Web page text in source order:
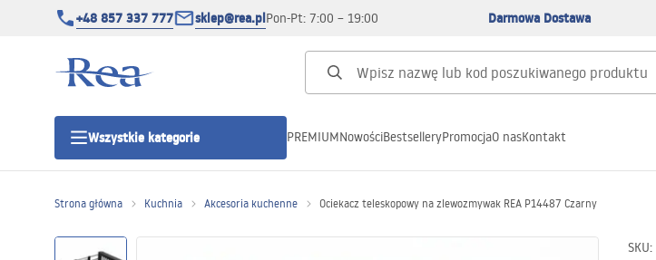
+48 857 337 777 sklep@rea.plPon-Pt: 7:00 – 19:00 Darmowa Dostawa
Wszystkie kategorie
Kategorie produktowe
Kabiny prysznicowe
PREMIUMNowościBestselleryPromocjaO nasKontakt
Strona główna Kuchnia Akcesoria kuchenne Ociekacz teleskopowy na zlewozmywak REA P14487 Czarny
SKU: